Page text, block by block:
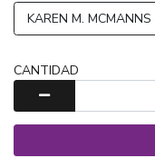
KAREN M. MCMANNS
CANTIDAD